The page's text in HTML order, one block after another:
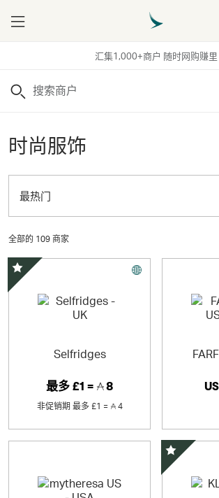
汇集1,000+商户 随时网购赚里
Menu
搜索
时尚服饰
最热门
全部的 109 商家
Selfridges
最多 £1 = 8
非促销期 最多 £1 = 4
精选优惠
精选优惠